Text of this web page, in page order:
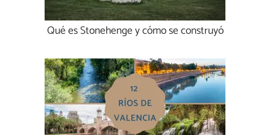
Qué es Stonehenge y cómo se construyó